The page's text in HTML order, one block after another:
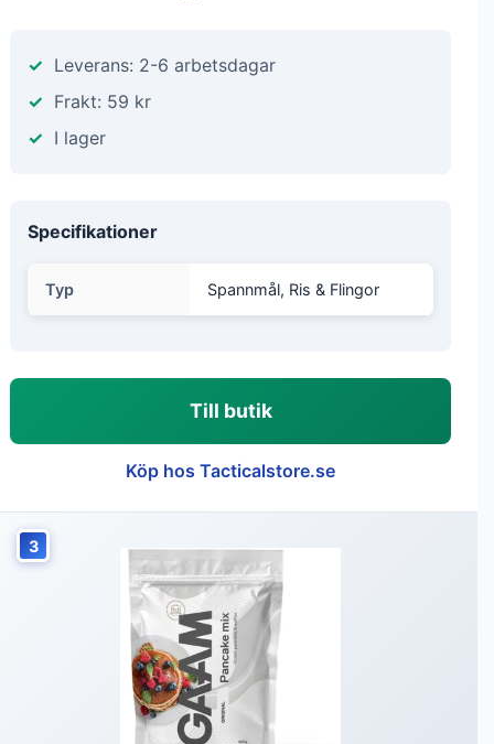
Leverans: 2-6 arbetsdagar
Frakt: 59 kr
I lager
Specifikationer
Typ Spannmål, Ris & Flingor
Till butik
Köp hos Tacticalstore.se
3